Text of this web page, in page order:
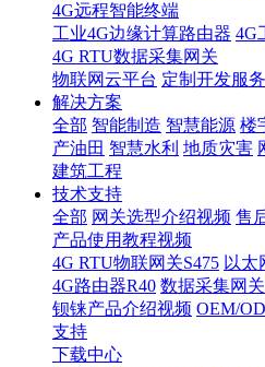
4G远程智能终端
工业4G边缘计算路由器 4G
4G RTU数据采集网关
物联网云平台 定制开发服务
解决方案
全部 智能制造 智慧能源 楼
产油田 智慧水利 地质灾害
建筑工程
技术支持
全部 网关选型介绍视频 售
产品使用教程视频
4G RTU物联网关S475 以太
4G路由器R40 数据采集网
钡铼产品介绍视频 OEM/
支持
下载中心